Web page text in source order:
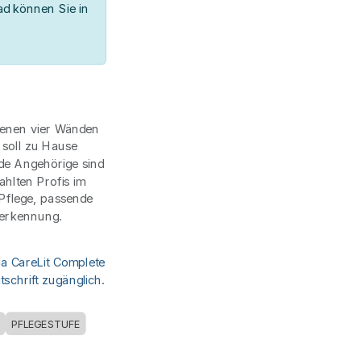
können Sie in
vier Wänden
zu Hause
Angehörige sind
Profis im
passende
CareLit Complete
zugänglich.
PFLEGESTUFE